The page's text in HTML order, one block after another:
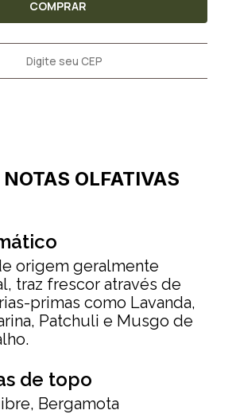
COMPRAR
OLFATIVAS
origem geralmente
traz frescor através de
primas como Lavanda,
Patchuli e Musgo de
de topo
Bergamota